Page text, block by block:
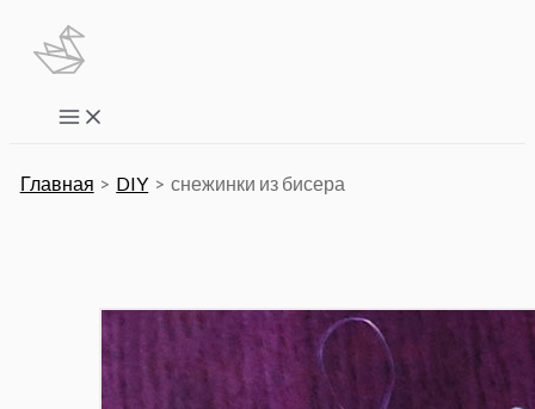
Перейти
содержимому
Main
Menu
Главная DIY снежинки из бисера